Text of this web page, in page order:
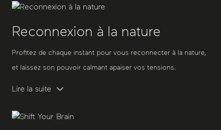
Reconnexion à la nature
Profitez de chaque instant pour vous reconnecter à la nature,
et laissez son pouvoir calmant apaiser vos tensions.
Lire la suite